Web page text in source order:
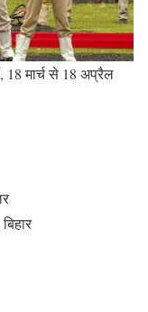
18 मार्च से 18 अप्रैल